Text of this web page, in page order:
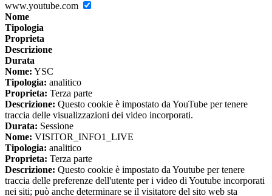
www.youtube.com
Nome
Tipologia
Proprieta
Descrizione
Durata
Nome: YSC
Tipologia: analitico
Proprieta: Terza parte
Descrizione: Questo cookie è impostato da YouTube per tenere
traccia delle visualizzazioni dei video incorporati.
Durata: Sessione
Nome: VISITOR_INFO1_LIVE
Tipologia: analitico
Proprieta: Terza parte
Descrizione: Questo cookie è impostato da Youtube per tenere
traccia delle preferenze dell'utente per i video di Youtube incorporati
nei siti; può anche determinare se il visitatore del sito web sta